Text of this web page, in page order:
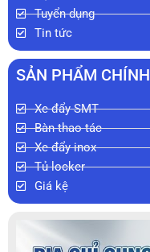
Tuyển dụng
Tin tức
SẢN PHẨM CHÍNH
Xe đẩy SMT
Bàn thao tác
Xe đẩy inox
Tủ locker
Giá kệ